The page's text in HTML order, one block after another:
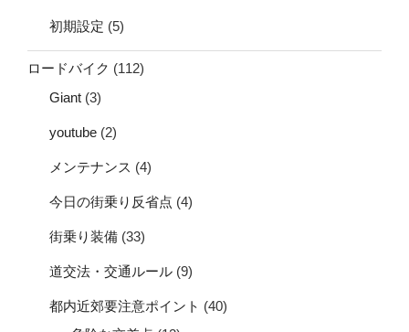
初期設定 (5)
ロードバイク (112)
Giant (3)
youtube (2)
メンテナンス (4)
今日の街乗り反省点 (4)
街乗り装備 (33)
道交法・交通ルール (9)
都内近郊要注意ポイント (40)